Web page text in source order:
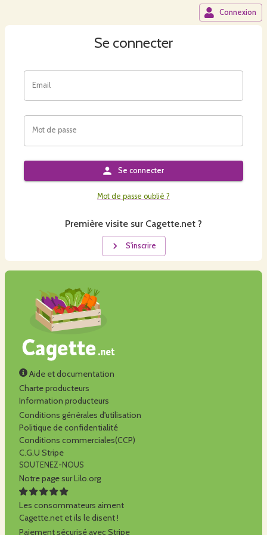
Connexion
Se connecter
Email
Mot de passe
Se connecter
Mot de passe oublié ?
Première visite sur Cagette.net ?
S'inscrire
Aide et documentation
Charte producteurs
Information producteurs
Conditions générales d'utilisation
Politique de confidentialité
Conditions commerciales(CCP)
C.G.U Stripe
SOUTENEZ-NOUS
Notre page sur Lilo.org
Les consommateurs aiment
Cagette.net et ils le disent !
Paiement sécurisé avec Stripe